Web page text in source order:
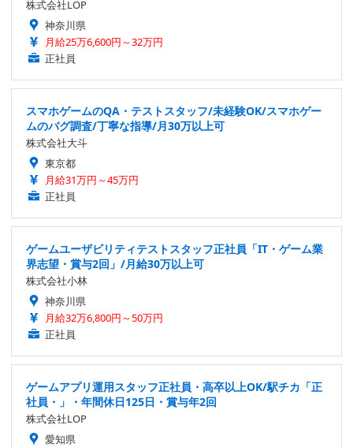
株式会社LOP
神奈川県
月給25万6,600円～32万円
正社員
スマホゲームのQA・テストスタッフ/未経験OK/スマホゲー
ムのバグ調査/丁寧な指導/月30万以上可
株式会社大斗
東京都
月給31万円～45万円
正社員
ゲームユーザビリティテストスタッフ正社員「IT・ゲーム業
界志望・賞与2回」/月給30万以上可
株式会社小林
神奈川県
月給32万6,800円～50万円
正社員
ゲームアプリ運用スタッフ正社員・高卒以上OK/駅チカ「正
社員・」・年間休日125日・賞与年2回
株式会社LOP
愛知県